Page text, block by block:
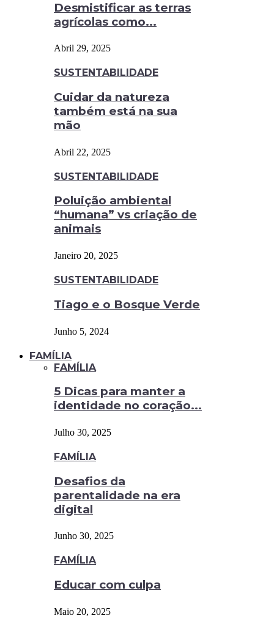
Desmistificar as terras
agrícolas como...
Abril 29, 2025
SUSTENTABILIDADE
Cuidar da natureza
também está na sua
mão
Abril 22, 2025
SUSTENTABILIDADE
Poluição ambiental
“humana” vs criação de
animais
Janeiro 20, 2025
SUSTENTABILIDADE
Tiago e o Bosque Verde
Junho 5, 2024
FAMÍLIA
FAMÍLIA
5 Dicas para manter a
identidade no coração...
Julho 30, 2025
FAMÍLIA
Desafios da
parentalidade na era
digital
Junho 30, 2025
FAMÍLIA
Educar com culpa
Maio 20, 2025